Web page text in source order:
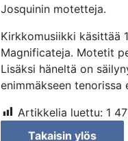
Josquinin motetteja.
Kirkkomusiikki käsittää
Magnificateja. Motetit
Lisäksi häneltä on
enimmäkseen tenorissa
Artikkelia luettu: 1
Takaisin ylös